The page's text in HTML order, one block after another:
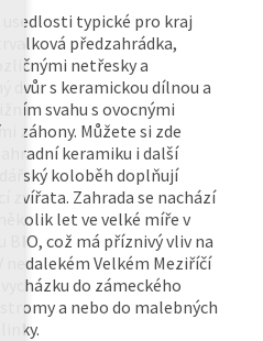
usedlosti typické pro kraj
předzahrádka,
netřesky a
dvůr s keramickou dílnou a
svahu s ovocnými
záhony. Můžete si zde
keramiku i další
koloběh doplňují
zvířata. Zahrada se nachází
let ve velké míře v
což má příznivý vliv na
nedalekém Velkém Meziříčí
do zámeckého
stromy a nebo do malebných